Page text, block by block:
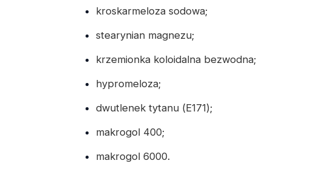
kroskarmeloza sodowa;
stearynian magnezu;
krzemionka koloidalna bezwodna;
hypromeloza;
dwutlenek tytanu (E171);
makrogol 400;
makrogol 6000.